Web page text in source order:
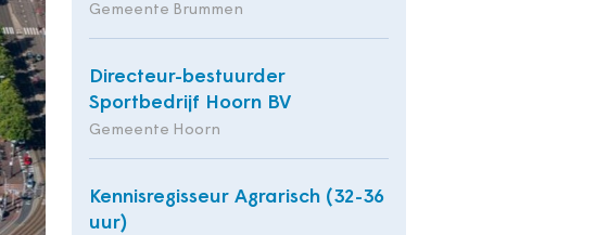
Gemeente Brummen
Directeur-bestuurder
Sportbedrijf Hoorn BV
Gemeente Hoorn
Kennisregisseur Agrarisch (32-36
uur)